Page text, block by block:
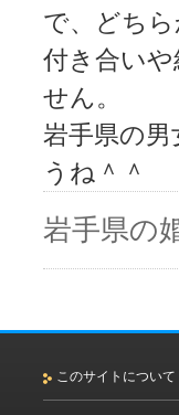
で、どち
付き合い
せん。
岩手県の
うね＾＾
岩手県の
このサイトについて